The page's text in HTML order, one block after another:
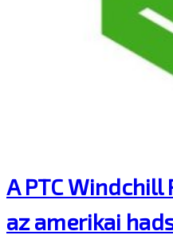
A PTC
az amerikai